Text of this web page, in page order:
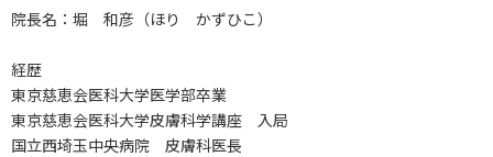
院長名：堀 和彦（ほり かずひこ）
経歴
東京慈恵会医科大学医学部卒業
東京慈恵会医科大学皮膚科学講座 入局
国立西埼玉中央病院 皮膚科医長